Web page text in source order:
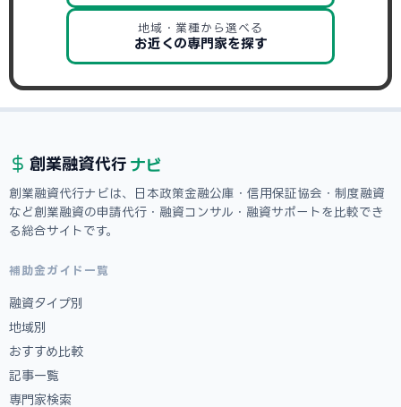
地域・業種から選べる
お近くの専門家を探す
創業融資代行 ナビ
創業融資代行ナビは、日本政策金融公庫・信用保証協会・制度融資
など創業融資の申請代行・融資コンサル・融資サポートを比較でき
る総合サイトです。
補助金ガイド一覧
融資タイプ別
地域別
おすすめ比較
記事一覧
専門家検索